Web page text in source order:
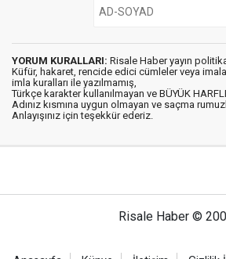
YORUM KURALLARI: Risale Haber yayın
Küfür, hakaret, rencide edici cümleler veya
imla kuralları ile yazılmamış,
Türkçe karakter kullanılmayan ve BÜYÜK
Adınız kısmına uygun olmayan ve saçma
Anlayışınız için teşekkür ederiz.
Risale Haber ©